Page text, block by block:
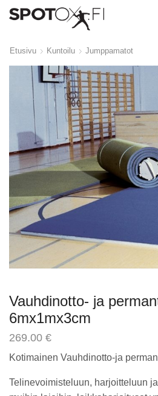
Etusivu Kuntoilu Jumppamatot
Vauhdinotto- ja
6mx1mx3cm
269.00 €
Kotimainen Vauhdinotto-ja
Telinevoimisteluun, harjoitteluun